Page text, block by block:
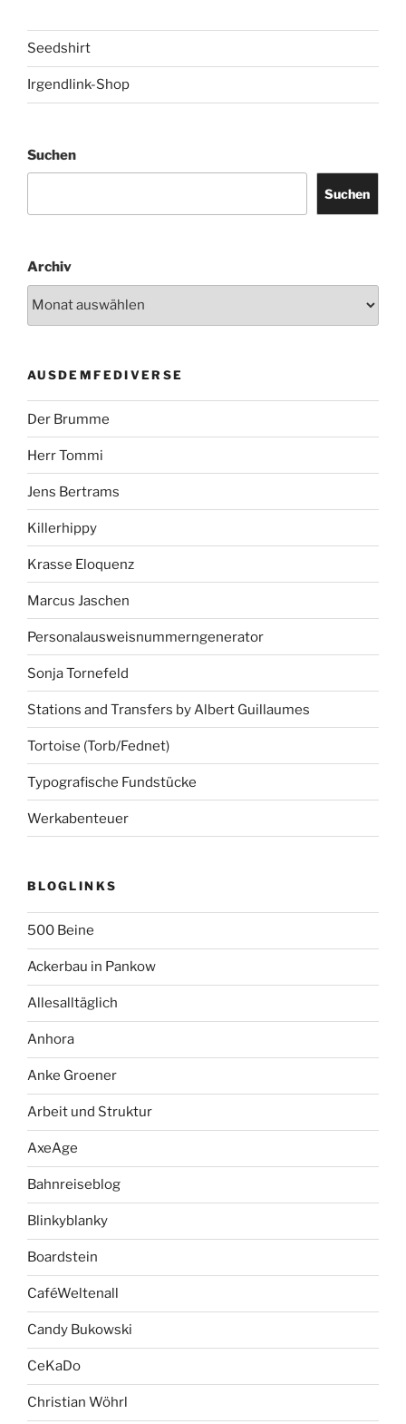
Seedshirt
Irgendlink-Shop
Suchen
Suchen
Archiv
AUSDEMFEDIVERSE
Der Brumme
Herr Tommi
Jens Bertrams
Killerhippy
Krasse Eloquenz
Marcus Jaschen
Personalausweisnummerngenerator
Sonja Tornefeld
Stations and Transfers by Albert Guillaumes
Tortoise (Torb/Fednet)
Typografische Fundstücke
Werkabenteuer
BLOGLINKS
500 Beine
Ackerbau in Pankow
Allesalltäglich
Anhora
Anke Groener
Arbeit und Struktur
AxeAge
Bahnreiseblog
Blinkyblanky
Boardstein
CaféWeltenall
Candy Bukowski
CeKaDo
Christian Wöhrl